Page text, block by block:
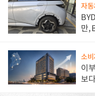
자동
만,
소비
이
보